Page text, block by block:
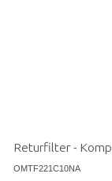
Returfilter -
OMTF221C10NA